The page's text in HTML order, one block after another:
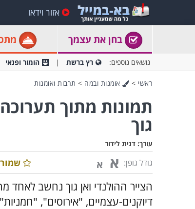
אזור וידאו
בחן את עצמך
נושאים נוספים: רץ ברשת הומור ופנאי
ראשי > אומנות ובמה > תרבות ואומנות
תמונות מתוך
גוך
עורך: דנית לידור
גודל גופן: א א
הצייר ההולנדי ואן גוך נחשב לאחד
דיוקנים-עצמיים, "אירוסים",